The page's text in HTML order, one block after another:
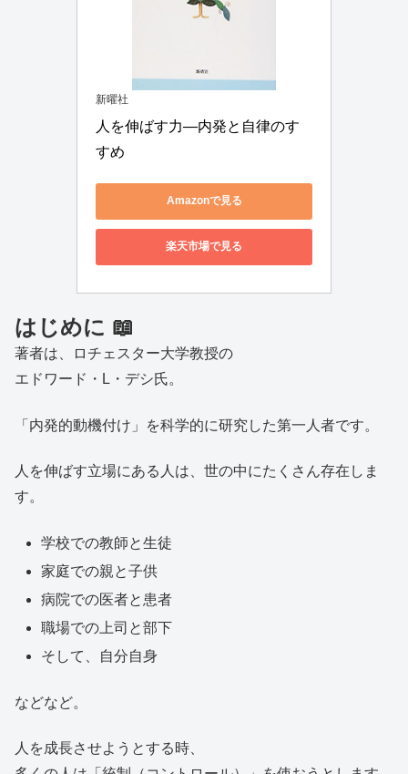
新曜社
人を伸ばす力―内発と自律のす
すめ
Amazonで見る
楽天市場で見る
はじめに 📖
著者は、ロチェスター大学教授の
エドワード・L・デシ氏。
「内発的動機付け」を科学的に研究した第一人者です。
人を伸ばす立場にある人は、世の中にたくさん存在しま
す。
学校での教師と生徒
家庭での親と子供
病院での医者と患者
職場での上司と部下
そして、自分自身
などなど。
人を成長させようとする時、